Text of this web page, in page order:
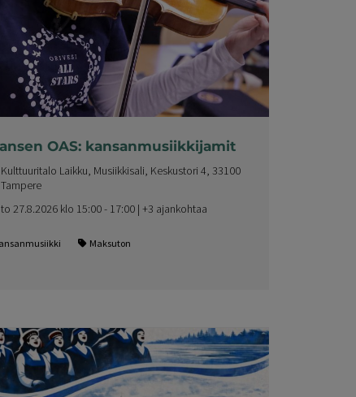
OAS: kansanmusiikkijamit
Kulttuuritalo Laikku, Musiikkisali, Keskustori 4, 33100
Tampere
to 27.8.2026 klo 15:00 - 17:00 | +3 ajankohtaa
Maksuton